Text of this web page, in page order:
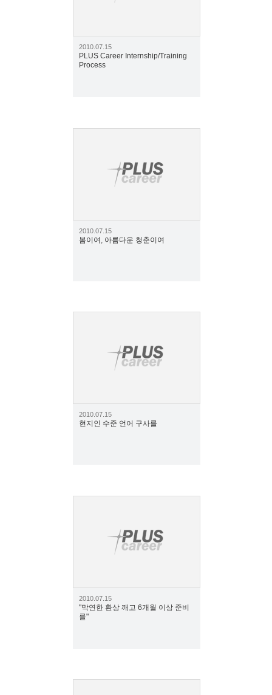
2010.07.15
PLUS Career Internship/Training
Process
2010.07.15
봄이여, 아름다운 청춘이여
2010.07.15
현지인 수준 언어 구사를
2010.07.15
"막연한 환상 깨고 6개월 이상 준비
를"